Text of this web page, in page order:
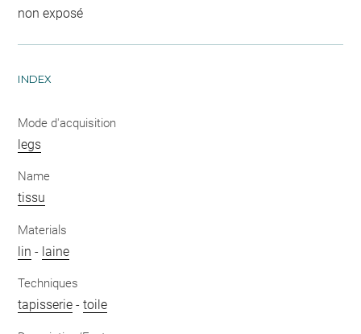
non exposé
INDEX
Mode d'acquisition
legs
Name
tissu
Materials
lin - laine
Techniques
tapisserie -toile